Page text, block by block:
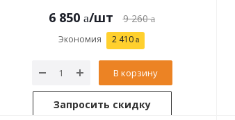
6 850 /шт 9 260
Экономия 2 410
В корзину
Запросить скидку